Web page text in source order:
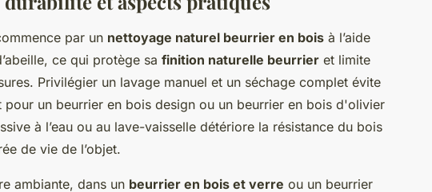
par un nettoyage naturel beurrier en bois à l’aide
ce qui protège sa finition naturelle beurrier et limite
Privilégier un lavage manuel et un séchage complet évite
un beurrier en bois design ou un beurrier en bois d'olivier
à l’eau ou au lave-vaisselle détériore la résistance du bois
de vie de l’objet.
ambiante, dans un beurrier en bois et verre ou un beurrier